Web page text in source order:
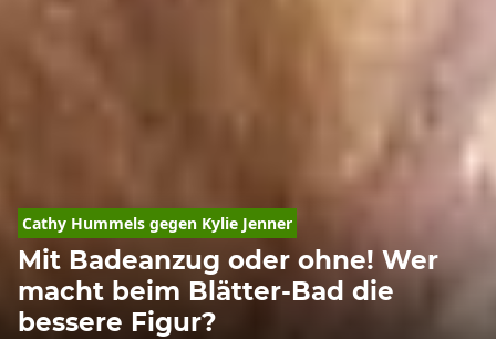
Cathy Hummels gegen Kylie Jenner
Mit Badeanzug oder ohne! Wer
macht beim Blätter-Bad die
bessere Figur?